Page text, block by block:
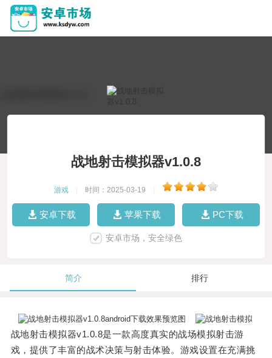
战地射击模拟器v1.0.8
游戏 时间：2025-03-19
安卓下载 苹果下载 PC下载
安卓市场，安全绿色
简介 排行
战地射击模拟器v1.0.8是一款高度真实的战场模拟射击游
戏，提供了丰富的战术决策与射击体验。游戏设置在充满挑